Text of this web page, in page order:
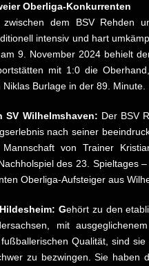
Oberliga-Konkurrenten
zwischen dem BSV Rehden
intensiv und hart
9. November 2024 behielt
mit 1:0 die
Burlage in der 89. Minute.
SV Wilhelmshaven: Der BSV
nach seiner
von Trainer
des 23. Spieltages
Oberliga-Aufsteiger aus
Gehört zu den
mit
Qualität, sind
zu bezwingen. Sie haben